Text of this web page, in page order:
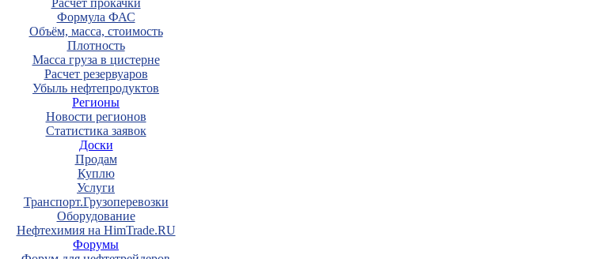
Расчет прокачки
Формула ФАС
Объём, масса, стоимость
Плотность
Масса груза в цистерне
Расчет резервуаров
Убыль нефтепродуктов
Регионы
Новости регионов
Статистика заявок
Доски
Продам
Куплю
Услуги
Транспорт.Грузоперевозки
Оборудование
Нефтехимия на HimTrade.RU
Форумы